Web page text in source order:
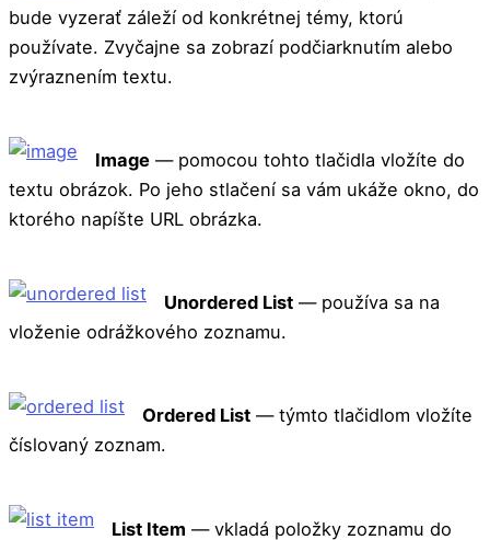
bude vyzerať záleží od konkrétnej témy, ktorú
používate. Zvyčajne sa zobrazí podčiarknutím alebo
zvýraznením textu.
Image — pomocou tohto tlačidla vložíte do
textu obrázok. Po jeho stlačení sa vám ukáže okno, do
ktorého napíšte URL obrázka.
Unordered List — používa sa na
vloženie odrážkového zoznamu.
Ordered List — týmto tlačidlom vložíte
číslovaný zoznam.
List Item — vkladá položky zoznamu do